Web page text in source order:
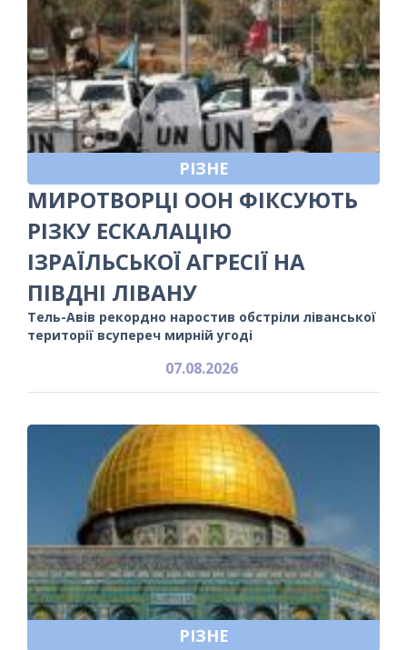
РІЗНЕ
МИРОТВОРЦІ ООН ФІКСУЮТЬ
РІЗКУ ЕСКАЛАЦІЮ
ІЗРАЇЛЬСЬКОЇ АГРЕСІЇ НА
ПІВДНІ ЛІВАНУ
Тель-Авів рекордно наростив обстріли ліванської
території всупереч мирній угоді
07.08.2026
РІЗНЕ